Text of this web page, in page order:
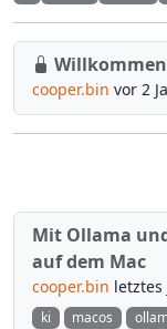
cooper.bin vor 2
Mit Ollama
auf dem Mac
cooper.bin letztes
ki macos